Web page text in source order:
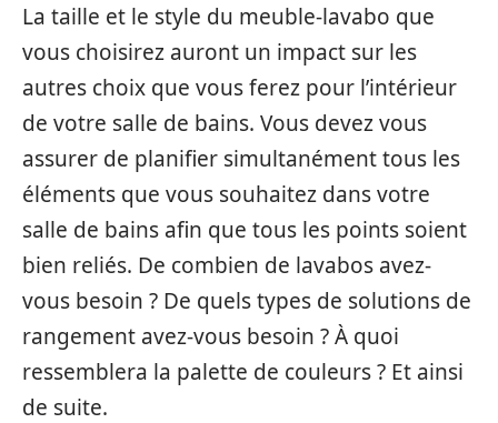
La taille et le style du meuble-lavabo que
vous choisirez auront un impact sur les
autres choix que vous ferez pour l’intérieur
de votre salle de bains. Vous devez vous
assurer de planifier simultanément tous les
éléments que vous souhaitez dans votre
salle de bains afin que tous les points soient
bien reliés. De combien de lavabos avez-
vous besoin ? De quels types de solutions de
rangement avez-vous besoin ? À quoi
ressemblera la palette de couleurs ? Et ainsi
de suite.